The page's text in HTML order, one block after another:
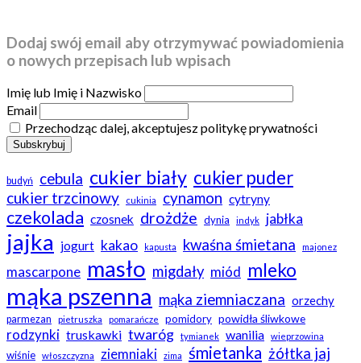
Dodaj swój email aby otrzymywać powiadomienia
o nowych przepisach lub wpisach
Imię lub Imię i Nazwisko
Email
Przechodząc dalej, akceptujesz politykę prywatności
budyń cebula cukier biały cukier puder
cukier trzcinowy cukinia cynamon cytryny
czekolada czosnek drożdże dynia indyk jabłka
jajka jogurt kakao kapusta kwaśna śmietana majonez
mascarpone masło migdały miód mleko
mąka pszenna mąka ziemniaczana orzechy
parmezan pietruszka pomarańcze pomidory powidła śliwkowe
rodzynki truskawki twaróg tymianek wanilia wieprzowina
wiśnie włoszczyzna ziemniaki zima śmietanka żółtka jaj